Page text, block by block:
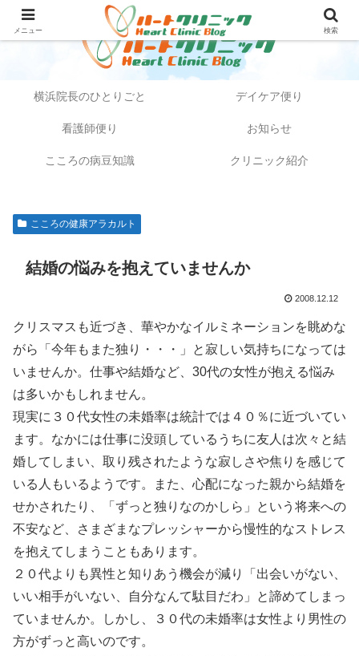
横浜院長のひとりごと デイケア便り
看護師便り お知らせ
こころの病豆知識 クリニック紹介
こころの健康アラカルト
結婚の悩みを抱えていませんか
2008.12.12
クリスマスも近づき、華やかなイルミネーションを眺めな
がら「今年もまた独り・・・」と寂しい気持ちになっては
いませんか。仕事や結婚など、30代の女性が抱える悩み
は多いかもしれません。
現実に３０代女性の未婚率は統計では４０％に近づいてい
ます。なかには仕事に没頭しているうちに友人は次々と結
婚してしまい、取り残されたような寂しさや焦りを感じて
いる人もいるようです。また、心配になった親から結婚を
せかされたり、「ずっと独りなのかしら」という将来への
不安など、さまざまなプレッシャーから慢性的なストレス
を抱えてしまうこともあります。
２０代よりも異性と知りあう機会が減り「出会いがない、
いい相手がいない、自分なんて駄目だわ」と諦めてしまっ
ていませんか。しかし、３０代の未婚率は女性より男性の
方がずっと高いのです。
メニュー 検索